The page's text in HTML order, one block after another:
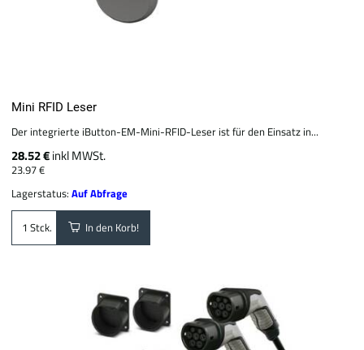
Mini RFID Leser
Der integrierte iButton-EM-Mini-RFID-Leser ist für den Einsatz in...
28.52 €inkl MWSt.
23.97 €
Lagerstatus:Auf Abfrage
Stck. In den Korb!